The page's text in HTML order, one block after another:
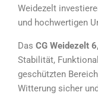
Weidezelt
und hochwertigen
Das CG Weidezelt
Stabilität,
geschützten
Witterung sicher